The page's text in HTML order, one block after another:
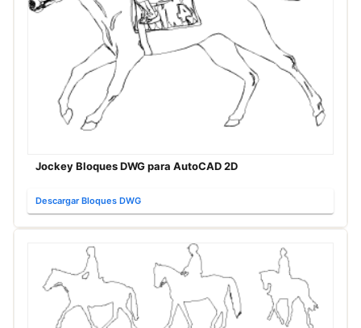
Jockey Bloques DWG para AutoCAD 2D
Descargar Bloques DWG